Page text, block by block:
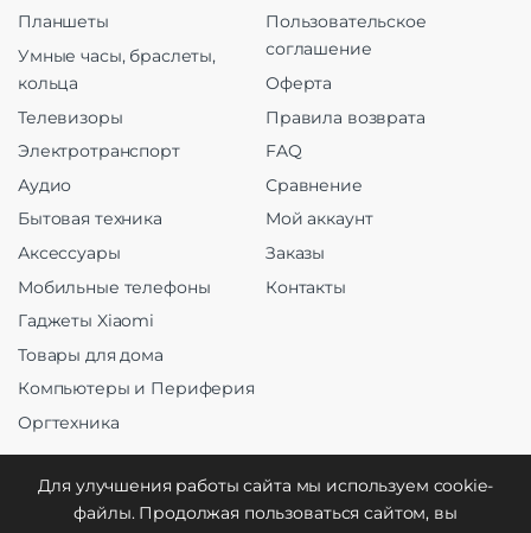
Планшеты
Умные часы, браслеты,
кольца
Телевизоры
Электротранспорт
Аудио
Бытовая техника
Аксессуары
Мобильные телефоны
Гаджеты Xiaomi
Товары для дома
Компьютеры и Периферия
Оргтехника
Пользовательское
соглашение
Оферта
Правила возврата
FAQ
Сравнение
Мой аккаунт
Заказы
Контакты
Для улучшения работы сайта мы используем cookie-
файлы. Продолжая пользоваться сайтом, вы